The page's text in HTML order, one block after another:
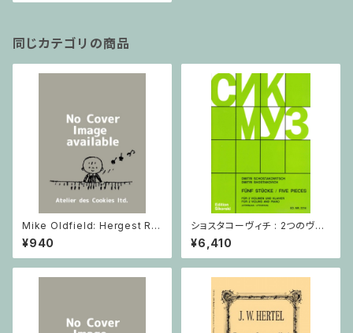
同じカテゴリの商品
Mike Oldfield: Hergest Rid
ge / ピアノ
¥940
ショスタコーヴィチ : 2つのヴァ
イオリンとピアノのための 5つの
小品 / ヴァイオリン2とピアノ
¥6,410